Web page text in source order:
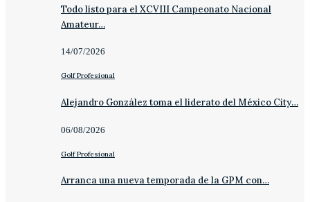
Todo listo para el XCVIII Campeonato Nacional
Amateur…
14/07/2026
Golf Profesional
Alejandro González toma el liderato del México City…
06/08/2026
Golf Profesional
Arranca una nueva temporada de la GPM con…